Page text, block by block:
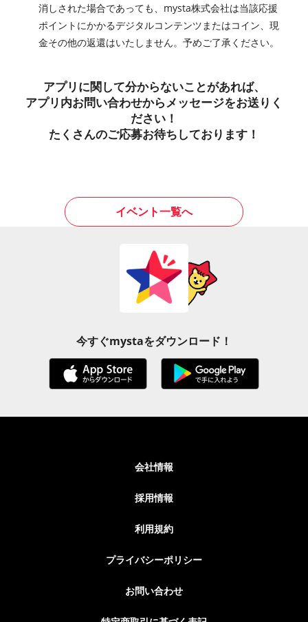
消しされた場合であっても、mysta株式会社は当該応援
ポイントにかかるデジタルコンテンツまたはコイン、現
金その他の返還はいたしません。予めご了承ください。
アプリに関して分からないことがあれば、
アプリ内お問い合わせからメッセージをお送りく
ださい！
たくさんのご応募お待ちしております！
イベント一覧へ
今すぐmystaをダウンロード！
会社情報
採用情報
利用規約
プライバシーポリシー
お問い合わせ